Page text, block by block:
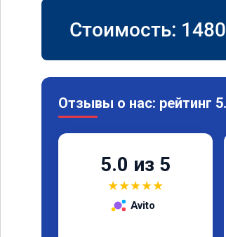
Стоимость:
Отзывы о нас: рейтинг
5.0 из 5
★★★★★
Avito